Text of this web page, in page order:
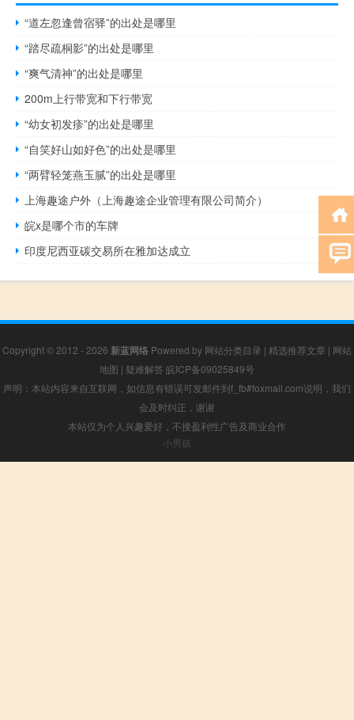
“道左忽逢曾宿驿”的出处是哪里
“踏尽疏桐影”的出处是哪里
“爽气清神”的出处是哪里
200m上行带宽和下行带宽
“幼女初发疹”的出处是哪里
“自笑好山如好色”的出处是哪里
“两臂轻笼燕玉腻”的出处是哪里
上海趣途户外（上海趣途企业管理有限公司简介）
皖x是哪个市的车牌
印度尼西亚碳交易所在雅加达成立
Copyright © 2012 - 2026 新蓝网络 Powered by 网站分类目录 | 精选推荐文章 | 网站
地图 | 疑难解答 皖ICP备09025849号
声明：本站内容来自互联网，如信息有错误可发邮件到f_fb#foxmail.com说明，我们
会及时纠正，谢谢
本站仅为个人兴趣爱好，不接盈利性广告及商业合作
小男孩